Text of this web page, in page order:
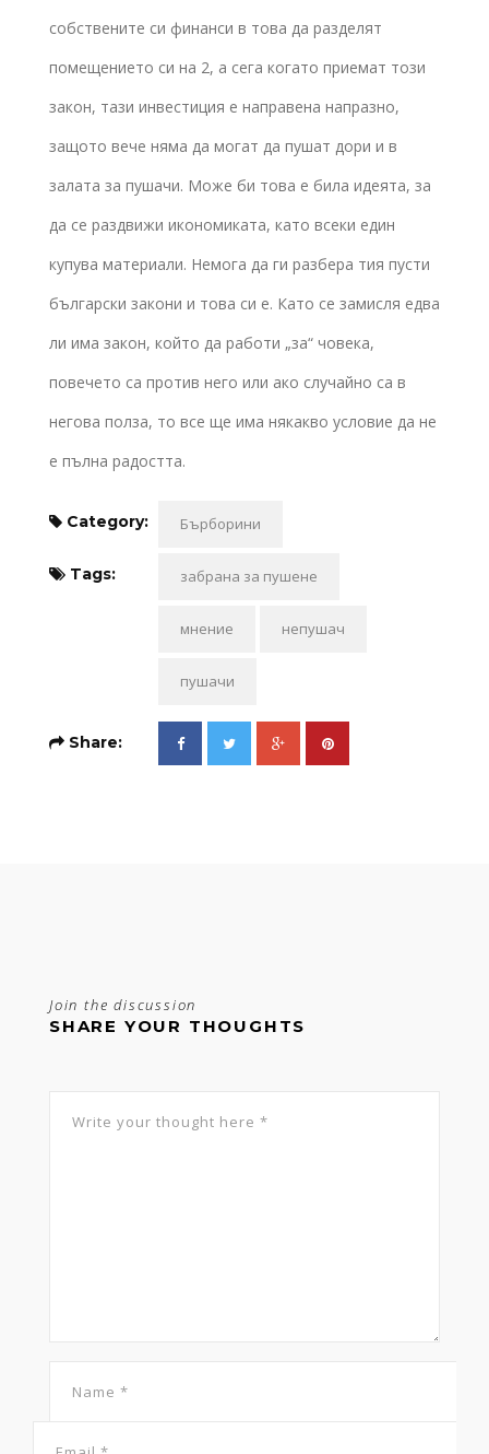
собствените си финанси в това да разделят
помещението си на 2, а сега когато приемат този
закон, тази инвестиция е направена напразно,
защото вече няма да могат да пушат дори и в
залата за пушачи. Може би това е била идеята, за
да се раздвижи икономиката, като всеки един
купува материали. Немога да ги разбера тия пусти
български закони и това си е. Като се замисля едва
ли има закон, който да работи „за“ човека,
повечето са против него или ако случайно са в
негова полза, то все ще има някакво условие да не
е пълна радостта.
Category: Бърборини
Tags: забрана за пушене
мнение непушач
пушачи
Share:
Join the discussion
SHARE YOUR THOUGHTS